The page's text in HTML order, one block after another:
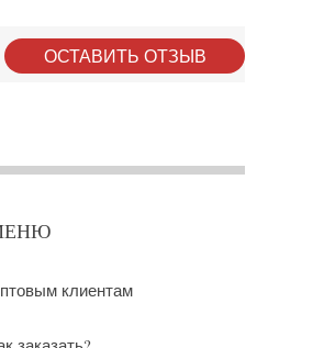
ОСТАВИТЬ ОТЗЫВ
клиентам